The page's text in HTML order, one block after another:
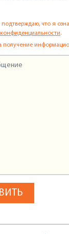
что я
.
получение